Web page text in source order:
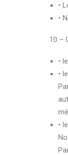
•
•
10 –
•
•
•